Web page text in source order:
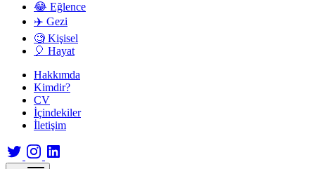
😂 Eğlence
✈️ Gezi
🧐 Kişisel
🎈 Hayat
Hakkımda
Kimdir?
CV
İçindekiler
İletişim